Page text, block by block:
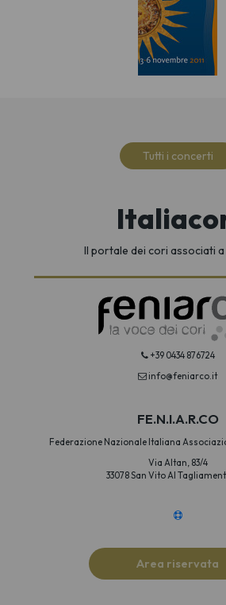
Tutti i concerti
Il portale dei cori associati
+39 0434 876724
info@feniarco.it
FE.N.I.A.R.CO
Federazione Nazionale Italiana
Via Altan, 83/4
33078 San Vito Al
Area riservata